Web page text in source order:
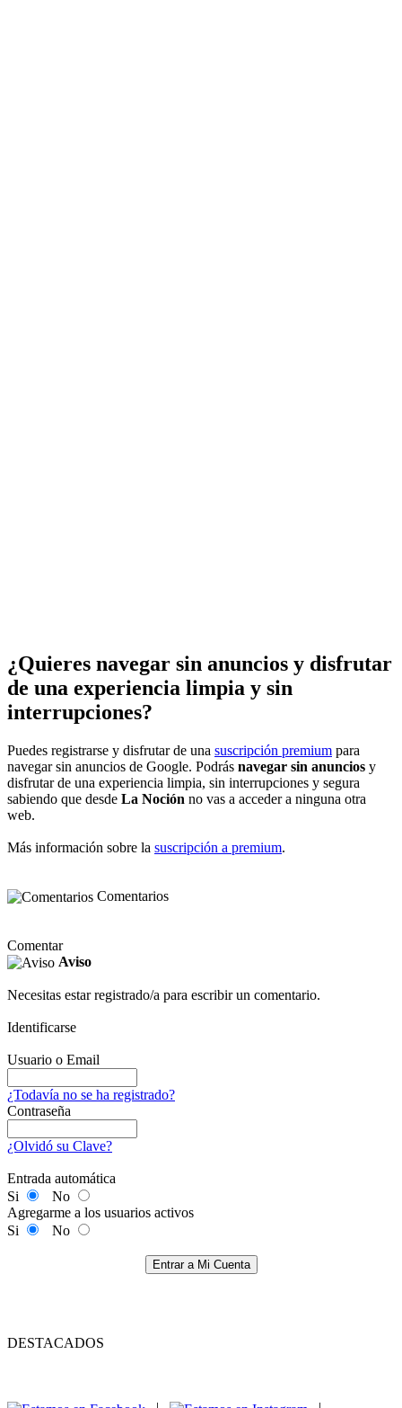
¿Quieres navegar sin anuncios y disfrutar
de una experiencia limpia y sin
interrupciones?
Puedes registrarse y disfrutar de una suscripción premium para
navegar sin anuncios de Google. Podrás navegar sin anuncios y
disfrutar de una experiencia limpia, sin interrupciones y segura
sabiendo que desde La Noción no vas a acceder a ninguna otra
web.
Más información sobre la suscripción a premium.
Comentarios
Comentar
Aviso
Necesitas estar registrado/a para escribir un comentario.
Identificarse
Usuario o Email
¿Todavía no se ha registrado?
Contraseña
¿Olvidó su Clave?
Entrada automática
Si
No
Agregarme a los usuarios activos
Si
No
Entrar a Mi Cuenta
DESTACADOS